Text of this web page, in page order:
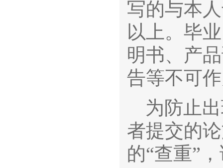
写的与本
以上。毕
明书、产
告等不可
为防止
者提交的
的“查重”